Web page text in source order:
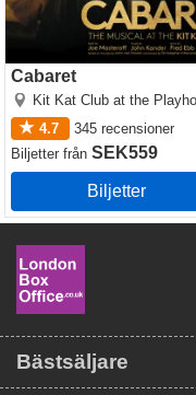
Cabaret
Kit Kat Club at the
4.7
345 recensioner
BiljetterfrånSEK559
Biljetter
Bästsäljare